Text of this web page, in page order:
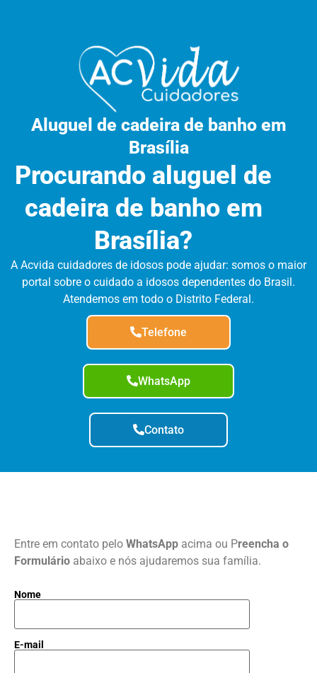
Aluguel de cadeira de banho em
Brasília
Procurando aluguel de
cadeira de banho em
Brasília?
A Acvida cuidadores de idosos pode ajudar: somos o maior
portal sobre o cuidado a idosos dependentes do Brasil.
Atendemos em todo o Distrito Federal.
Telefone
WhatsApp
Contato
Entre em contato pelo WhatsApp acima ou Preencha o
Formulário abaixo e nós ajudaremos sua família.
Nome
E-mail